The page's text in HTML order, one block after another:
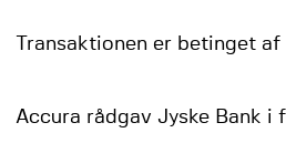
Transaktionen er betinget
Accura rådgav Jyske Bank i